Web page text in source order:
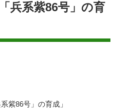
兵系紫86号」の育
紫86号」の育成」